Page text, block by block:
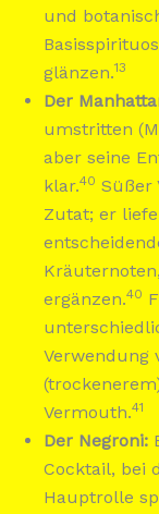
und
glänzen.13
Der
umstritten
aber seine
klar.40 Süßer
Zutat; er
ergänzen.40
Verwendung
Vermouth.41
Der Negroni:
Cocktail, bei
Hauptrolle